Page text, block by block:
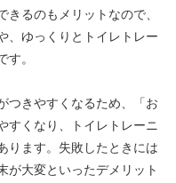
るのもメリットなので、
、ゆっくりとトイレトレー
す。
つきやすくなるため、「お
すくなり、トイレトレーニ
ります。失敗したときには
が大変といったデメリット